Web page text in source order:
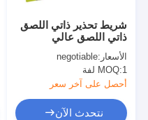
شريط تحذير ذاتي اللصق
ذاتي اللصق عالي
م باللون الأخضر بدرجة
هندسة
الأسعار:negotiable
MOQ:1 لفة
أحصل على آخر سعر
نتحدث الآن